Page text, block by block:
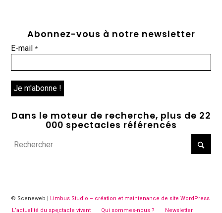
Abonnez-vous à notre newsletter
E-mail*
Dans le moteur de recherche, plus de 22
000 spectacles référencés
© Sceneweb |
Limbus Studio – création et maintenance de site WordPress
L’actualité du spectacle vivant
Qui sommes-nous ? Newsletter